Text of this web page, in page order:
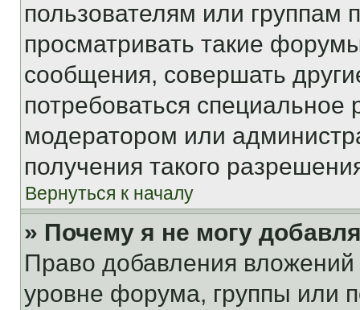
пользователям или группам
просматривать такие
сообщения, совершать
потребоваться
модератором или
получения такого
Вернуться к началу
» Почему я не могу
Право добавления
уровне форума, группы или